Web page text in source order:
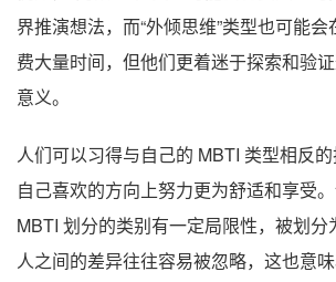
界推演想法，而“外倾思维”类型也可能
费大量时间，但他们更着迷于探索和验
意义。
人们可以习得与自己的 MBTI 类型相反
自己喜欢的方向上努力更为舒适和享受
MBTI 划分的类别有一定局限性，被划分
人之间的差异往往容易被忽略，这也意